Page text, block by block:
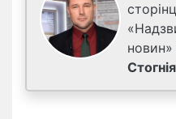
новин»
Стогнія